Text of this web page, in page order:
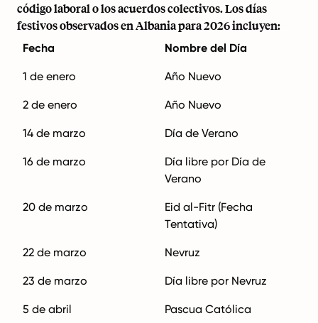
código laboral o los acuerdos colectivos. Los días
festivos observados en Albania para 2026 incluyen:
Fecha Nombre del Día
1 de enero Año Nuevo
2 de enero Año Nuevo
14 de marzo Día de Verano
16 de marzo
Día libre por Día de
Verano
20 de marzo
Eid al-Fitr (Fecha
Tentativa)
22 de marzo Nevruz
23 de marzo Día libre por Nevruz
5 de abril Pascua Católica